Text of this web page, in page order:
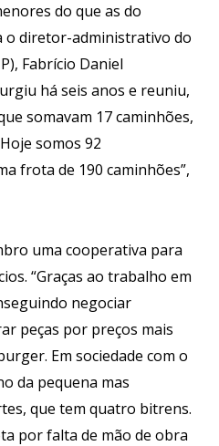
do que as do
o diretor-administrativo do
Fabrício Daniel
há seis anos e reuniu,
somavam 17 caminhões,
somos 92
frota de 190 caminhões”,
uma cooperativa para
“Graças ao trabalho em
negociar
peças por preços mais
Em sociedade com o
da pequena mas
que tem quatro bitrens.
por falta de mão de obra